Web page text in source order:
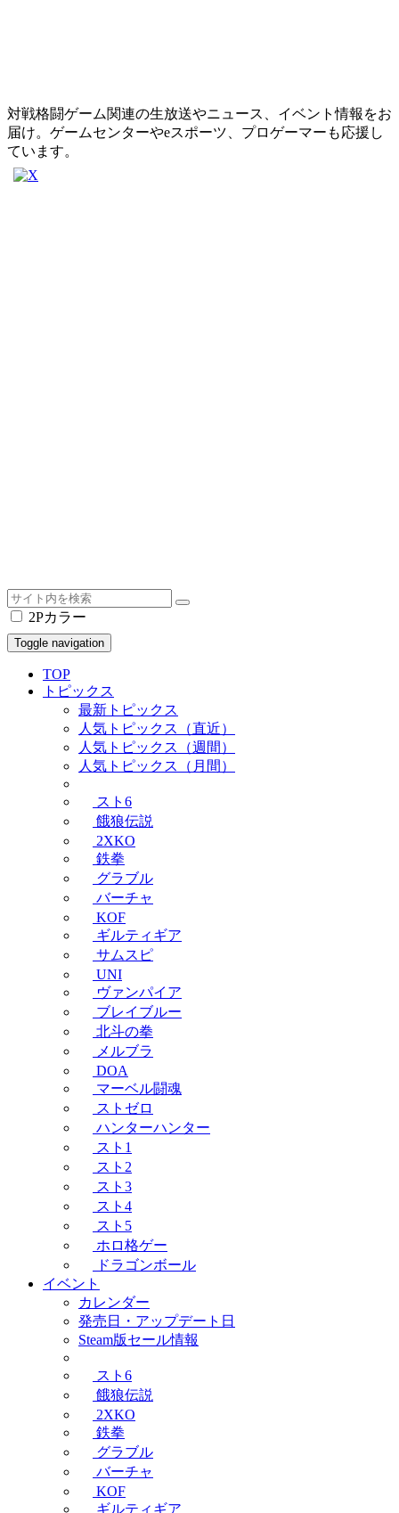
対戦格闘ゲーム関連の生放送やニュース、イベント情報をお
届け。ゲームセンターやeスポーツ、プロゲーマーも応援し
ています。
2Pカラー
Toggle navigation
TOP
トピックス
最新トピックス
人気トピックス（直近）
人気トピックス（週間）
人気トピックス（月間）
スト6
餓狼伝説
2XKO
鉄拳
グラブル
バーチャ
KOF
ギルティギア
サムスピ
UNI
ヴァンパイア
ブレイブルー
北斗の拳
メルブラ
DOA
マーベル闘魂
ストゼロ
ハンターハンター
スト1
スト2
スト3
スト4
スト5
ホロ格ゲー
ドラゴンボール
イベント
カレンダー
発売日・アップデート日
Steam版セール情報
スト6
餓狼伝説
2XKO
鉄拳
グラブル
バーチャ
KOF
ギルティギア